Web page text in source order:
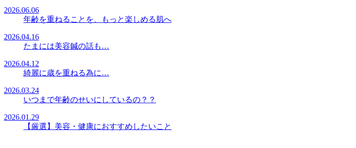
2026.06.06
年齢を重ねることを、もっと楽しめる肌へ
2026.04.16
たまには美容鍼の話も…
2026.04.12
綺麗に歳を重ねる為に…
2026.03.24
いつまで年齢のせいにしているの？？
2026.01.29
【厳選】美容・健康におすすめしたいこと